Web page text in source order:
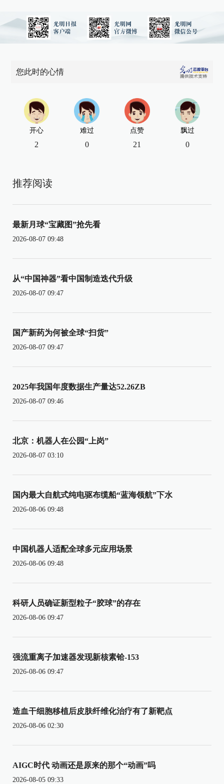
您此时的心情
开心
2
难过
0
点赞
21
飘过
0
推荐阅读
最新月球“宝藏图”抢先看
2026-08-07 09:48
从“中国神器”看中国制造迭代升级
2026-08-07 09:47
国产新药为何被全球“扫货”
2026-08-07 09:47
2025年我国年度数据生产量达52.26ZB
2026-08-07 09:46
北京：机器人在公园“上岗”
2026-08-07 03:10
国内最大自航式纯电驱布缆船“蓝海领航”下水
2026-08-06 09:48
中国机器人适配全球多元应用场景
2026-08-06 09:48
科研人员确证新型粒子“胶球”的存在
2026-08-06 09:47
强流重离子加速器发现新核素铪-153
2026-08-06 09:47
造血干细胞移植后皮肤纤维化治疗有了新靶点
2026-08-06 02:30
AIGC时代 动画还是原来的那个“动画”吗
2026-08-05 09:33